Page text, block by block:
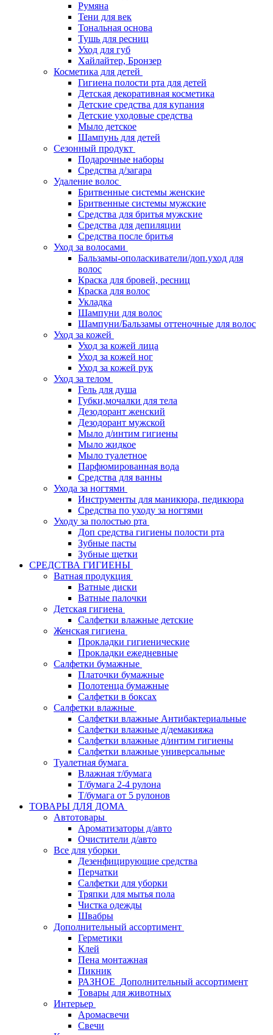
Румяна
Тени для век
Тональная основа
Тушь для ресниц
Уход для губ
Хайлайтер, Бронзер
Косметика для детей
Гигиена полости рта для детей
Детская декоративная косметика
Детские средства для купания
Детские уходовые средства
Мыло детское
Шампунь для детей
Сезонный продукт
Подарочные наборы
Средства д/загара
Удаление волос
Бритвенные системы женские
Бритвенные системы мужские
Средства для бритья мужские
Средства для депиляции
Средства после бритья
Уход за волосами
Бальзамы-ополаскиватели/доп.уход для
волос
Краска для бровей, ресниц
Краска для волос
Укладка
Шампуни для волос
Шампуни/Бальзамы оттеночные для волос
Уход за кожей
Уход за кожей лица
Уход за кожей ног
Уход за кожей рук
Уход за телом
Гель для душа
Губки,мочалки для тела
Дезодорант женский
Дезодорант мужской
Мыло д/интим гигиены
Мыло жидкое
Мыло туалетное
Парфюмированная вода
Средства для ванны
Ухода за ногтями
Инструменты для маникюра, педикюра
Средства по уходу за ногтями
Уходу за полостью рта
Доп средства гигиены полости рта
Зубные пасты
Зубные щетки
СРЕДСТВА ГИГИЕНЫ
Ватная продукция
Ватные диски
Ватные палочки
Детская гигиена
Салфетки влажные детские
Женская гигиена
Прокладки гигиенические
Прокладки ежедневные
Салфетки бумажные
Платочки бумажные
Полотенца бумажные
Салфетки в боксах
Салфетки влажные
Салфетки влажные Антибактериальные
Салфетки влажные д/демакияжа
Салфетки влажные д/интим гигиены
Салфетки влажные универсальные
Туалетная бумага
Влажная т/бумага
Т/бумага 2-4 рулона
Т/бумага от 5 рулонов
ТОВАРЫ ДЛЯ ДОМА
Автотовары
Ароматизаторы д/авто
Очистители д/авто
Все для уборки
Дезенфицирующие средства
Перчатки
Салфетки для уборки
Тряпки для мытья пола
Чистка одежды
Швабры
Дополнительный ассортимент
Герметики
Клей
Пена монтажная
Пикник
РАЗНОЕ_Дополнительный ассортимент
Товары для животных
Интерьер
Аромасвечи
Свечи